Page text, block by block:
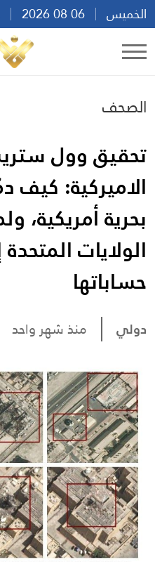
الخميس
15:53
الصحف
تحقيق وول
الاميركية: كيف
بحرية أمريكية،
الولايات
حساباتها
دولي منذ شهر واحد